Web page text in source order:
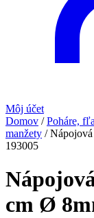
Môj účet
Domov /Poháre,
manžety /
193005
cm Ø